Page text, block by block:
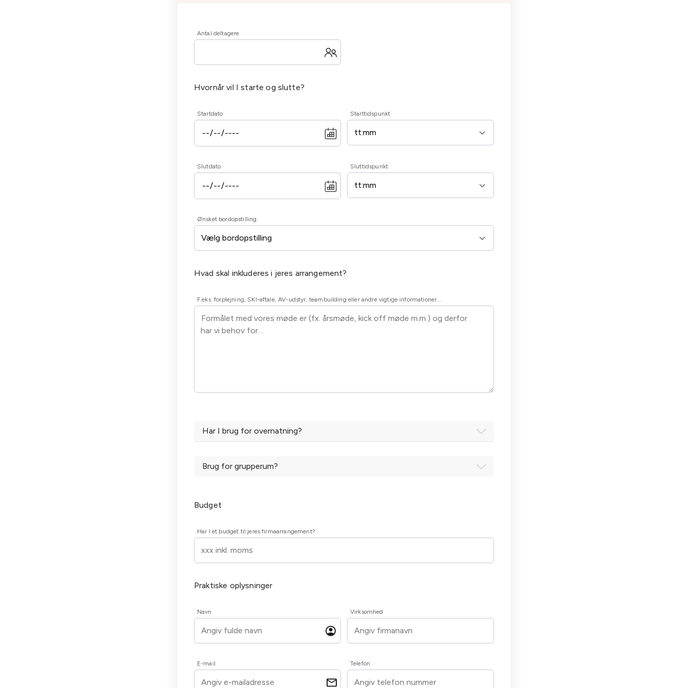
Antal deltagere
Hvornår vil I starte og slutte?
Startdato Starttidspunkt
Slutdato Sluttidspunkt
Ønsket bordopstilling:
Hvad skal inkluderes i jeres arrangement?
F.eks. forplejning, SKI-aftale, AV-udstyr, teambuilding eller andre vigtige informationer...
Har I brug for overnatning?
Brug for grupperum?
Budget
Har I et budget til jeres firmaarrangement?
Praktiske oplysninger
Navn Virksomhed
E-mail Telefon